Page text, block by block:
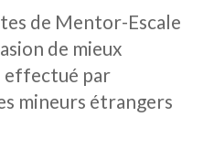
de Mentor-Escale
de mieux
effectué par
mineurs étrangers